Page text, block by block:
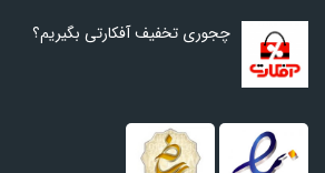
چجوری تخفیف آفکارتی بگیریم؟